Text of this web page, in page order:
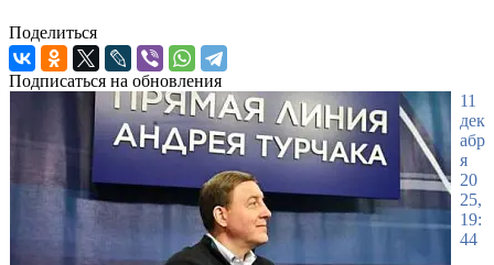
Поделиться
Подписаться на обновления
11
дек
абр
я
20
25,
19:
44